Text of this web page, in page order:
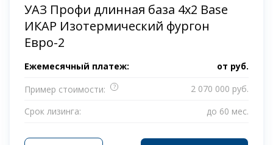
УАЗ Профи длинная база 4x2 Base
ИКАР Изотермический фургон
Евро-2
Ежемесячный платеж: от руб.
Пример стоимости:
?
2 070 000 руб.
Срок лизинга:
до 60 мес.